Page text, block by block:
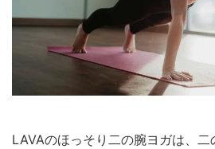
LAVAのほっそり二の腕ヨガは、